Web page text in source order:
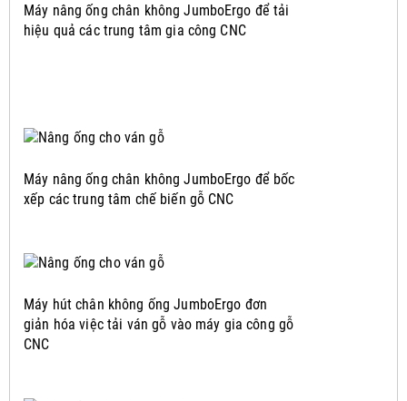
Máy nâng ống chân không JumboErgo để tải
hiệu quả các trung tâm gia công CNC
Máy nâng ống chân không JumboErgo để bốc
xếp các trung tâm chế biến gỗ CNC
Máy hút chân không ống JumboErgo đơn
giản hóa việc tải ván gỗ vào máy gia công gỗ
CNC